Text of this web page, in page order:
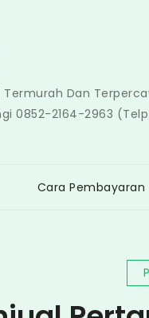
Dan
0852-2164-2963
Cara Pembayaran